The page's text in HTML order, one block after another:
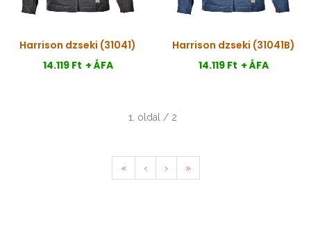
Harrison dzseki (31041)
14.119 Ft + ÁFA
Harrison dzseki (31041B)
14.119 Ft + ÁFA
1. oldal / 2
« ‹ › »